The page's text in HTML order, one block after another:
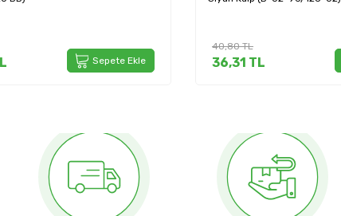
Sepete Ekle
40,80TL
36,31 TL